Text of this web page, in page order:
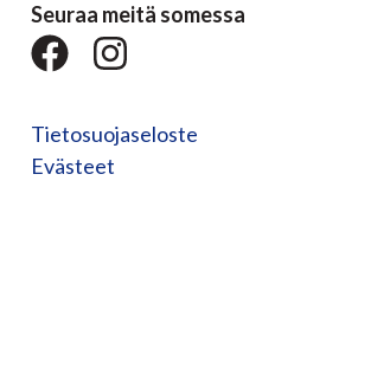
Seuraa meitä somessa
Tietosuojaseloste
Evästeet